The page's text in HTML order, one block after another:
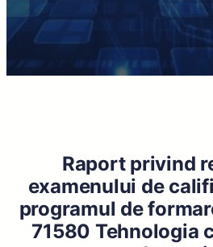
Raport privind
examenului de
programul de
71580 Tehnologia